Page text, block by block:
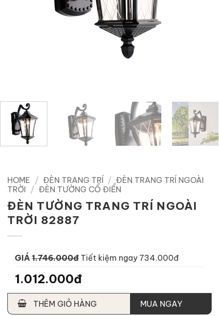
HOME / ĐÈN TRANG TRÍ / ĐÈN TRANG TRÍ NGOÀI
TRỜI / ĐÈN TƯỜNG CỔ ĐIỂN
ĐÈN TƯỜNG TRANG TRÍ NGOÀI
TRỜI 82887
GIÁ 1.746.000đ Tiết kiệm ngay 734.000đ
1.012.000đ
THÊM GIỎ HÀNG MUA NGAY